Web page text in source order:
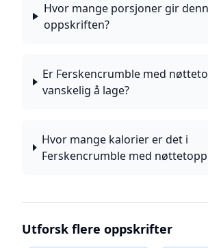
Hvor mange porsjoner gir
oppskriften?
Er Ferskencrumble med
vanskelig å lage?
Hvor mange kalorier er det i
Ferskencrumble med
Utforsk flere oppskrifter